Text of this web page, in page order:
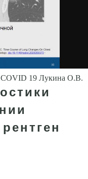
COVID 19 Лукина О.В.